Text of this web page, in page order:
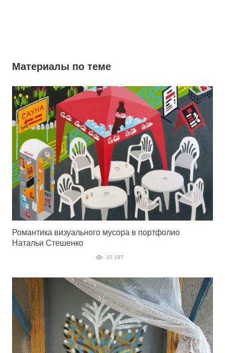
Материалы по теме
Романтика визуального мусора в портфолио
Натальи Стешенко
10 187